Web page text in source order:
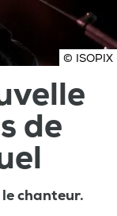
© ISOPIX
de
chanteur.